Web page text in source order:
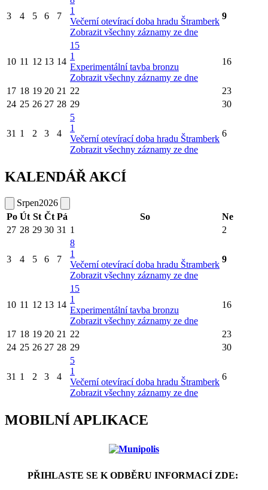
3 4 5 6 7
1
Večerní otevírací doba hradu Štramberk
Zobrazit všechny záznamy ze dne
9
10 11 12 13 14
15
1
Experimentální tavba bronzu
Zobrazit všechny záznamy ze dne
16
17 18 19 20 21 22
23
24 25 26 27 28 29 30
31 1 2 3 4
5
1
Večerní otevírací doba hradu Štramberk
Zobrazit všechny záznamy ze dne
6
KALENDÁŘ AKCÍ
Srpen2026
Po Út St Čt Pá So
Ne
27 28 29 30 31 1 2
3 4 5 6 7
8
1
Večerní otevírací doba hradu Štramberk
Zobrazit všechny záznamy ze dne
9
10 11 12 13 14
15
1
Experimentální tavba bronzu
Zobrazit všechny záznamy ze dne
16
17 18 19 20 21 22
23
24 25 26 27 28 29 30
31 1 2 3 4
5
1
Večerní otevírací doba hradu Štramberk
Zobrazit všechny záznamy ze dne
6
MOBILNÍ APLIKACE
PŘIHLASTE SE K ODBĚRU INFORMACÍ ZDE: